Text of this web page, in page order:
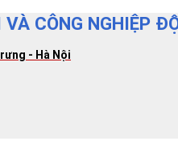
CÔNG NGHIỆP
- Hà Nội